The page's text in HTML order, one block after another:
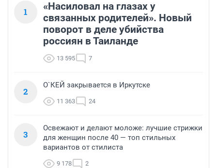
1
«Насиловал на глазах у
связанных родителей». Новый
поворот в деле убийства
россиян в Таиланде
13 595 7
2
О`КЕЙ закрывается в Иркутске
11 363 24
3
Освежают и делают моложе: лучшие стрижки
для женщин после 40 — топ стильных
вариантов от стилиста
9 178 2